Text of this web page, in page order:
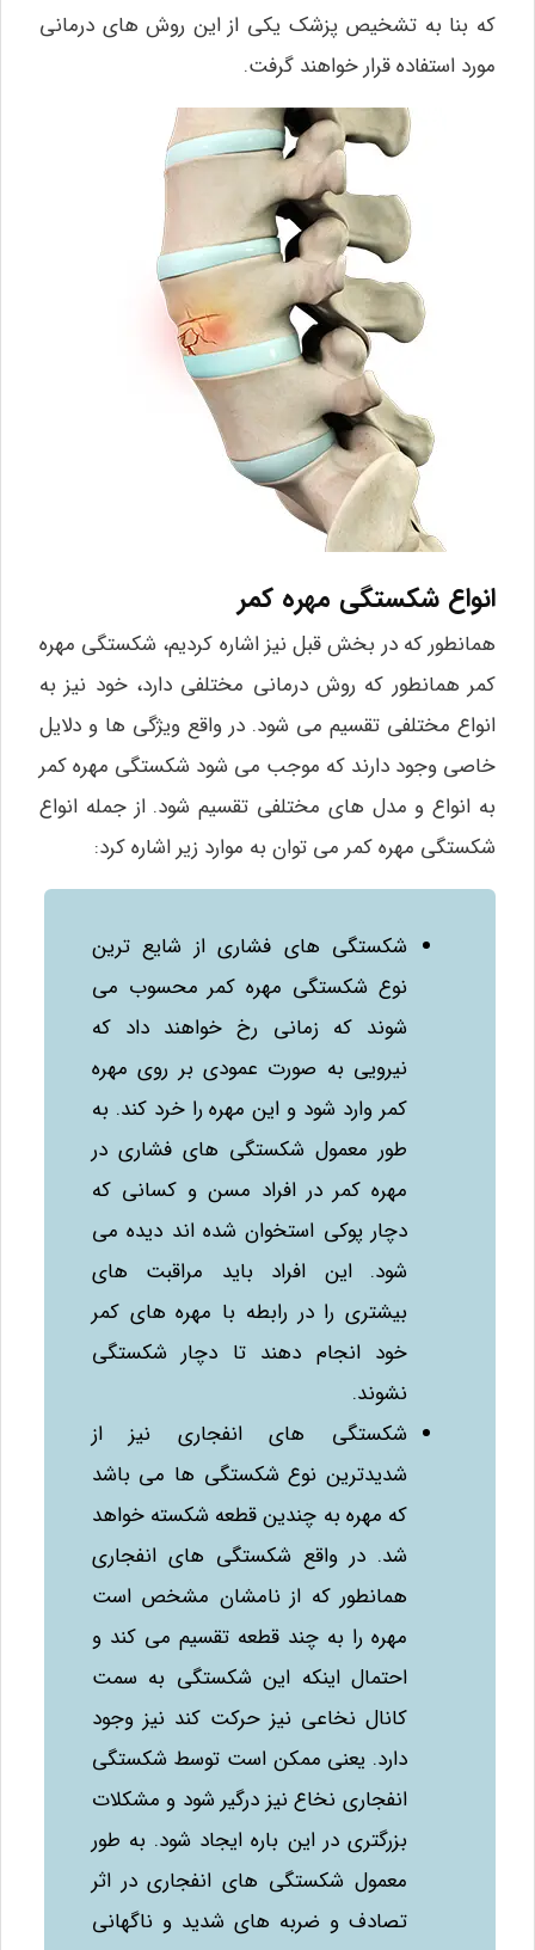
که بنا به تشخیص پزشک یکی از این روش‌ های درمانی
مورد استفاده قرار خواهند گرفت.
انواع شکستگی مهره کمر
همانطور که در بخش قبل نیز اشاره کردیم، شکستگی مهره
کمر همانطور که روش درمانی مختلفی دارد، خود نیز به
انواع مختلفی تقسیم می‌ شود. در واقع ویژگی‌ ها و دلایل
خاصی وجود دارند که موجب می‌ شود شکستگی مهره کمر
به انواع و مدل‌ های مختلفی تقسیم شود. از جمله انواع
شکستگی مهره کمر می‌ توان به موارد زیر اشاره کرد:
شکستگی‌ های فشاری از شایع‌ ترین
نوع شکستگی مهره کمر محسوب می‌
شوند که زمانی رخ خواهند داد که
نیرویی به صورت عمودی بر روی مهره
کمر وارد شود و این مهره را خرد کند. به
طور معمول شکستگی‌ های فشاری در
مهره کمر در افراد مسن و کسانی که
دچار پوکی استخوان شده‌ اند دیده می‌
شود. این افراد باید مراقبت‌ های
بیشتری را در رابطه با مهره‌ های کمر
خود انجام دهند تا دچار شکستگی
نشوند.
شکستگی‌ های انفجاری نیز از
شدیدترین نوع شکستگی‌ ها می‌ باشد
که مهره به چندین قطعه شکسته خواهد
شد. در واقع شکستگی‌ های انفجاری
همانطور که از نامشان مشخص است
مهره را به چند قطعه تقسیم می کند و
احتمال اینکه این شکستگی به سمت
کانال نخاعی نیز حرکت کند نیز وجود
دارد. یعنی ممکن است توسط شکستگی
انفجاری نخاع نیز درگیر شود و مشکلات
بزرگتری در این باره ایجاد شود. به طور
معمول شکستگی‌ های انفجاری در اثر
تصادف و ضربه‌ های شدید و ناگهانی